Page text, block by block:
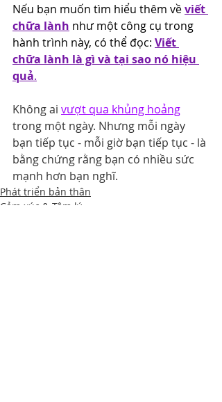
Nếu bạn muốn tìm hiểu thêm về viết
chữa lành như một công cụ trong
hành trình này, có thể đọc: Viết
chữa lành là gì và tại sao nó hiệu
quả.
Không ai vượt qua khủng hoảng
trong một ngày. Nhưng mỗi ngày
bạn tiếp tục - mỗi giờ bạn tiếp tục - là
bằng chứng rằng bạn có nhiều sức
mạnh hơn bạn nghĩ.
Phát triển bản thân
Cảm xúc & Tâm lý